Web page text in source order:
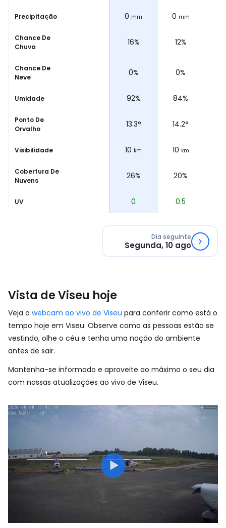
Precipitação
0 mm 0 mm 0 mm
Chance De
Chuva17% 16% 12%
Chance De
Neve 0% 0% 0%
Umidade
92% 92% 84%
Ponto De
Orvalho
13.4 13.3° 14.2°
Visibilidade
10 km 10 km 10 km
Cobertura De
Nuvens28% 26% 20%
UV 0 0.5
Dia seguinte
Segunda, 10 ago
Vista de Viseu hoje
Veja a webcam ao vivo de Viseu para conferir como está o
tempo hoje em Viseu. Observe como as pessoas estão se
vestindo, olhe o céu e tenha uma noção do ambiente
antes de sair.
Mantenha-se informado e aproveite ao máximo o seu dia
com nossas atualizações ao vivo de Viseu.